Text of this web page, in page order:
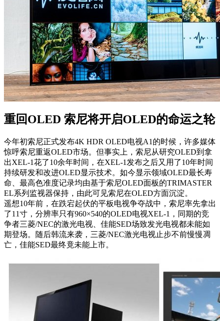
重回OLED 索尼将开启OLED的命运之轮
今年初索尼正式发布4K HDR OLED电视A1的时候，许多媒体
惊呼索尼重返OLED市场。但事实上，索尼从研究OLED到拿
出XEL-1花了10余年时间，在XEL-1发布之后又用了10年时间
持续研发和改进OLED显示技术。如今显示领域OLED最长寿
命、最高色准度记录均由基于索尼OLED面板的TRIMASTER
EL系列监视器保持，由此可见索尼在OLED方面沉淀。
遥想10年前，在跌宕起伏的平板电视争夺战中，索尼率先拿出
了11寸，分辨率只有960×540的OLED电视XEL-1，同期的竞
争者三菱/NEC的激光电视、佳能SED场致发光电视都未能如
期登场。随后韩流来袭，三菱/NEC激光电视止步不前慢慢凋
亡，佳能SED最终竟未能上市。